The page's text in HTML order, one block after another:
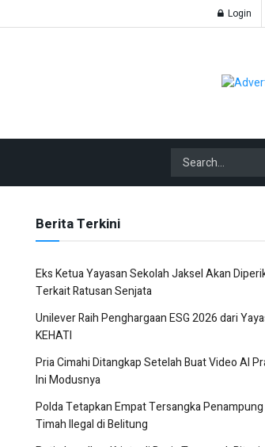
Login
Berita Terkini
Eks Ketua Yayasan Sekolah Jaksel Akan
Terkait Ratusan Senjata
Unilever Raih Penghargaan ESG 2026 dari
KEHATI
Pria Cimahi Ditangkap Setelah Buat Video AI
Ini Modusnya
Polda Tetapkan Empat Tersangka
Timah Ilegal di Belitung